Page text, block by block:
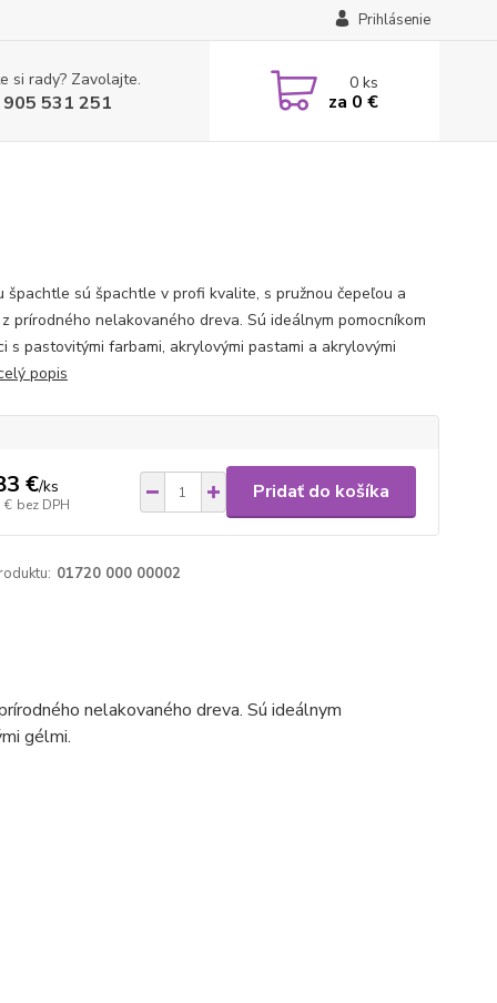
Prihlásenie
si rady? Zavolajte.
531 251
0ks
za 0 €
špachtle sú špachtle v profi kvalite, s pružnou čepeľou a
prírodného nelakovaného dreva. Sú ideálnym pomocníkom
s pastovitými farbami, akrylovými pastami a akrylovými
popis
€/ks
€ bez DPH
Pridať do košíka
01720 000 00002
nelakovaného dreva. Sú ideálnym
gélmi.